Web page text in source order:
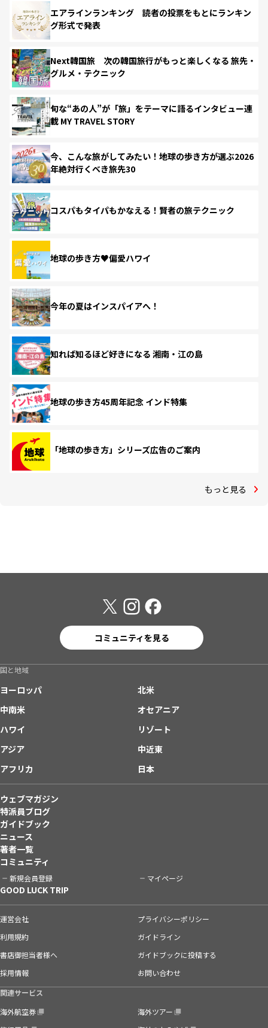
エアラインランキング 読者の投票をもとにランキン
グ形式で発表
Next韓国旅 次の韓国旅行がもっと楽しくなる 旅先・
グルメ・テクニック
旬な“あの人”が「旅」をテーマに語るインタビュー連
載 MY TRAVEL STORY
今、こんな旅がしてみたい！地球の歩き方が選ぶ2026
年絶対行くべき旅先30
コスパもタイパもかなえる！賢者の旅テクニック
地球の歩き方♥偏愛ハワイ
今年の夏はインスパイアへ！
知れば知るほど好きになる 湘南・江の島
地球の歩き方45周年記念 インド特集
「地球の歩き方」シリーズ広告のご案内
もっと見る
コミュニティを見る
国と地域
ヨーロッパ
北米
中南米
オセアニア
ハワイ
リゾート
アジア
中近東
アフリカ
日本
ウェブマガジン
特派員ブログ
ガイドブック
ニュース
著者一覧
コミュニティ
新規会員登録 マイページ
GOOD LUCK TRIP
運営会社
プライバシーポリシー
利用規約
ガイドライン
書店御担当者様へ
ガイドブックに投稿する
採用情報
お問い合わせ
関連サービス
海外航空券
海外ツアー